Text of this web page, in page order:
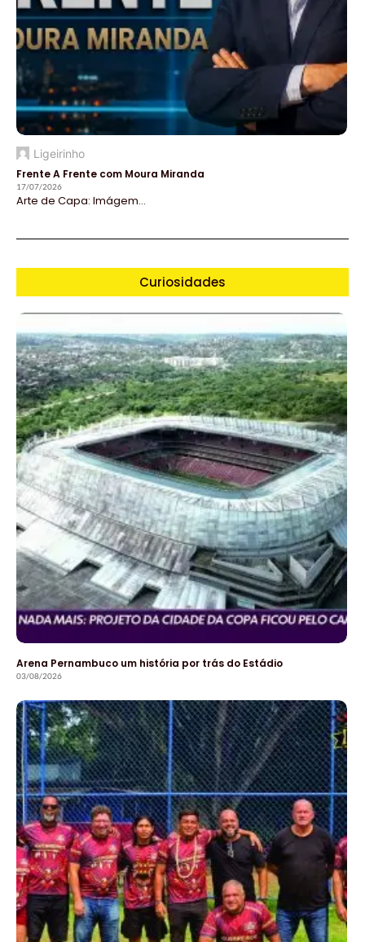
Ligeirinho
Frente A Frente com Moura Miranda
17/07/2026
Arte de Capa: Imágem...
Curiosidades
Arena Pernambuco um história por trás do Estádio
03/08/2026